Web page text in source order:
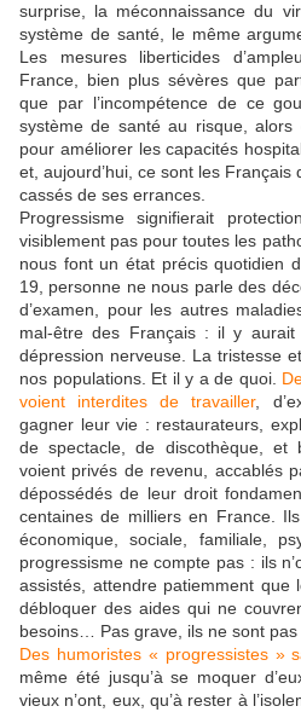
surprise, la méconnaissance du
système de santé, le même
Les mesures liberticides
France, bien plus sévères que
que par l’incompétence de ce
système de santé au risque, alors
pour améliorer les capacités
et, aujourd’hui, ce sont les
cassés de ses errances.
Progressisme signifierait
visiblement pas pour toutes les
nous font un état précis quotidien
19, personne ne nous parle des
d’examen, pour les autres
mal-être des Français : il y
dépression nerveuse. La tristesse
nos populations. Et il y a de quoi.
voient interdites de travailler,
gagner leur vie : restaurateurs,
de spectacle, de discothèque, et
voient privés de revenu, accablés
dépossédés de leur droit
centaines de milliers en France.
économique, sociale, familiale,
progressisme ne compte pas : ils
assistés, attendre patiemment que
débloquer des aides qui ne
besoins… Pas grave, ils ne sont
Des humoristes « progressistes »
même été jusqu’à se moquer
vieux n’ont, eux, qu’à rester à